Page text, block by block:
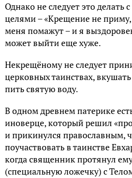
Однако не следует это делать
целями – «Крещение не
меня помажут – и я
может выйти еще хуже.
Некрещёному не следует
церковных таинствах,
пить святую воду.
В одном древнем патерике
иноверце, который решил
и прикинулся православным,
поучаствовать в таинстве
когда священник протянул
(специальную ложечку) с